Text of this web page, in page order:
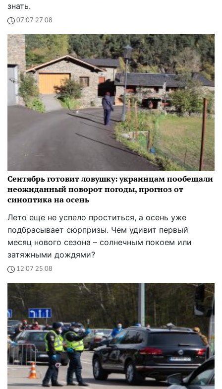
знать.
07:07 27.08
Сентябрь готовит ловушку: украинцам пообещали
неожиданный поворот погоды, прогноз от
синоптика на осень
Лето еще не успело проститься, а осень уже
подбрасывает сюрпризы. Чем удивит первый
месяц нового сезона – солнечным покоем или
затяжными дождями?
12:07 25.08